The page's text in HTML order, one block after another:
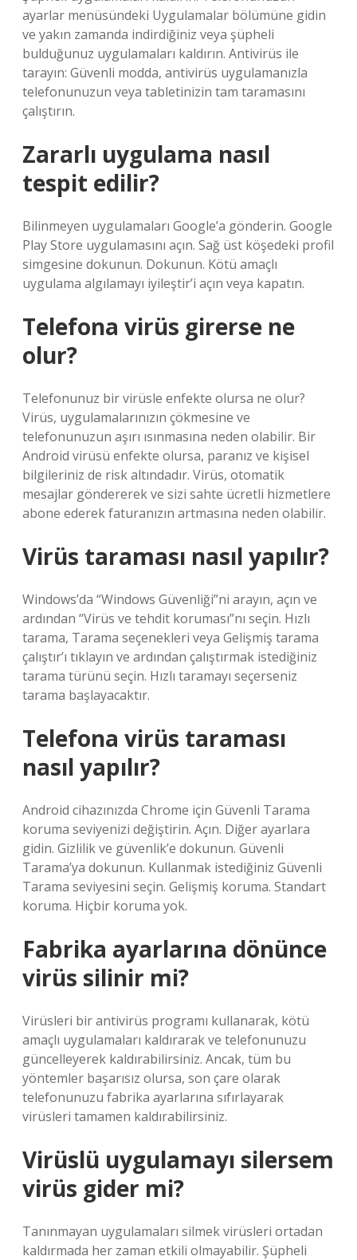
ayarlar menüsündeki Uygulamalar bölümüne gidin
ve yakın zamanda indirdiğiniz veya şüpheli
bulduğunuz uygulamaları kaldırın. Antivirüs ile
tarayın: Güvenli modda, antivirüs uygulamanızla
telefonunuzun veya tabletinizin tam taramasını
çalıştırın.
Zararlı uygulama nasıl
tespit edilir?
Bilinmeyen uygulamaları Google’a gönderin. Google
Play Store uygulamasını açın. Sağ üst köşedeki profil
simgesine dokunun. Dokunun. Kötü amaçlı
uygulama algılamayı iyileştir’i açın veya kapatın.
Telefona virüs girerse ne
olur?
Telefonunuz bir virüsle enfekte olursa ne olur?
Virüs, uygulamalarınızın çökmesine ve
telefonunuzun aşırı ısınmasına neden olabilir. Bir
Android virüsü enfekte olursa, paranız ve kişisel
bilgileriniz de risk altındadır. Virüs, otomatik
mesajlar göndererek ve sizi sahte ücretli hizmetlere
abone ederek faturanızın artmasına neden olabilir.
Virüs taraması nasıl yapılır?
Windows’da “Windows Güvenliği”ni arayın, açın ve
ardından “Virüs ve tehdit koruması”nı seçin. Hızlı
tarama, Tarama seçenekleri veya Gelişmiş tarama
çalıştır’ı tıklayın ve ardından çalıştırmak istediğiniz
tarama türünü seçin. Hızlı taramayı seçerseniz
tarama başlayacaktır.
Telefona virüs taraması
nasıl yapılır?
Android cihazınızda Chrome için Güvenli Tarama
koruma seviyenizi değiştirin. Açın. Diğer ayarlara
gidin. Gizlilik ve güvenlik’e dokunun. Güvenli
Tarama’ya dokunun. Kullanmak istediğiniz Güvenli
Tarama seviyesini seçin. Gelişmiş koruma. Standart
koruma. Hiçbir koruma yok.
Fabrika ayarlarına dönünce
virüs silinir mi?
Virüsleri bir antivirüs programı kullanarak, kötü
amaçlı uygulamaları kaldırarak ve telefonunuzu
güncelleyerek kaldırabilirsiniz. Ancak, tüm bu
yöntemler başarısız olursa, son çare olarak
telefonunuzu fabrika ayarlarına sıfırlayarak
virüsleri tamamen kaldırabilirsiniz.
Virüslü uygulamayı silersem
virüs gider mi?
Tanınmayan uygulamaları silmek virüsleri ortadan
kaldırmada her zaman etkili olmayabilir. Şüpheli